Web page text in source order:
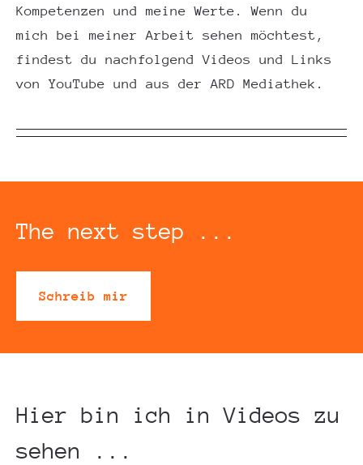
Kompetenzen und meine Werte. Wenn du
mich bei meiner Arbeit sehen möchtest,
findest du nachfolgend Videos und Links
von YouTube und aus der ARD Mediathek.
The next step ...
Schreib mir
Hier bin ich in Videos zu
sehen ...